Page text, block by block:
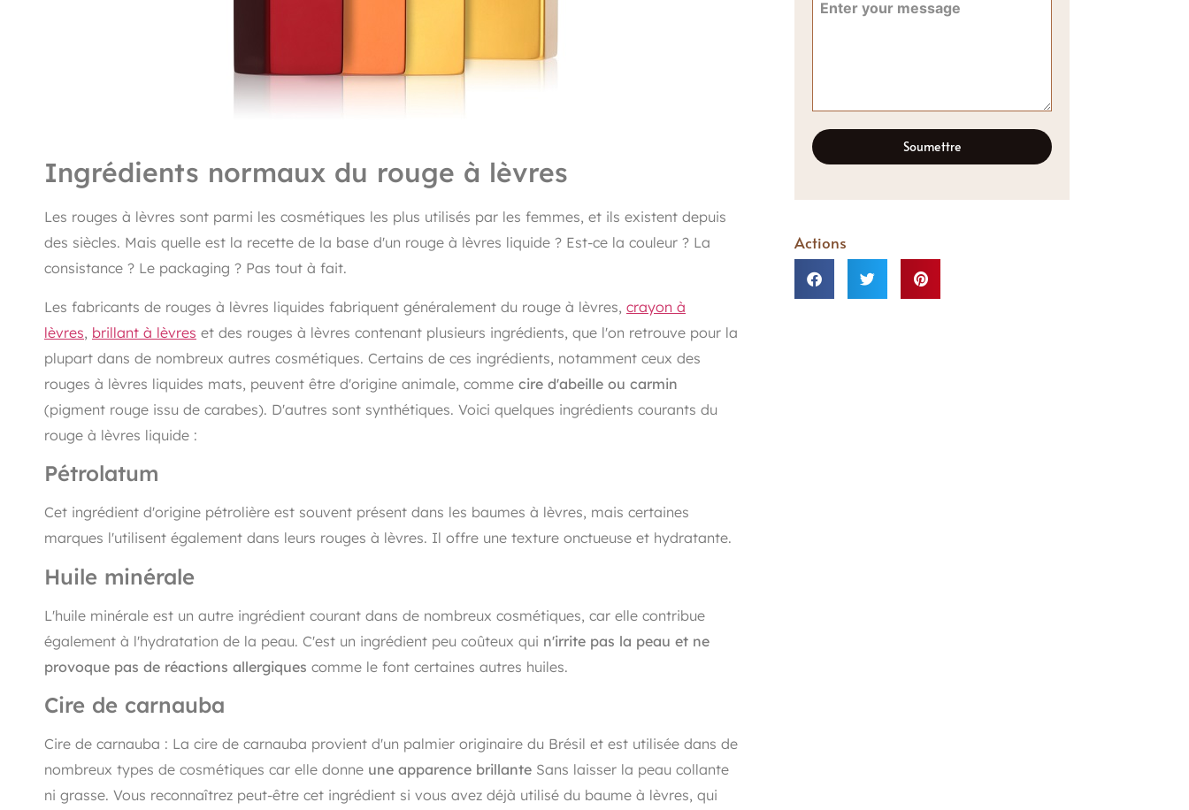
Ingrédients normaux du rouge à lèvres
Les rouges à lèvres sont parmi les cosmétiques les plus utilisés par les femmes, et ils existent depuis
des siècles. Mais quelle est la recette de la base d'un rouge à lèvres liquide ? Est-ce la couleur ? La
consistance ? Le packaging ? Pas tout à fait.
Les fabricants de rouges à lèvres liquides fabriquent généralement du rouge à lèvres, crayon à
lèvres, brillant à lèvres et des rouges à lèvres contenant plusieurs ingrédients, que l'on retrouve pour la
plupart dans de nombreux autres cosmétiques. Certains de ces ingrédients, notamment ceux des
rouges à lèvres liquides mats, peuvent être d'origine animale, comme cire d'abeille ou carmin
(pigment rouge issu de carabes). D'autres sont synthétiques. Voici quelques ingrédients courants du
rouge à lèvres liquide :
Pétrolatum
Cet ingrédient d'origine pétrolière est souvent présent dans les baumes à lèvres, mais certaines
marques l'utilisent également dans leurs rouges à lèvres. Il offre une texture onctueuse et hydratante.
Huile minérale
L'huile minérale est un autre ingrédient courant dans de nombreux cosmétiques, car elle contribue
également à l'hydratation de la peau. C'est un ingrédient peu coûteux qui n'irrite pas la peau et ne
provoque pas de réactions allergiques comme le font certaines autres huiles.
Cire de carnauba
Cire de carnauba : La cire de carnauba provient d'un palmier originaire du Brésil et est utilisée dans de
nombreux types de cosmétiques car elle donne une apparence brillante Sans laisser la peau collante
ni grasse. Vous reconnaîtrez peut-être cet ingrédient si vous avez déjà utilisé du baume à lèvres, qui
Soumettre
Actions